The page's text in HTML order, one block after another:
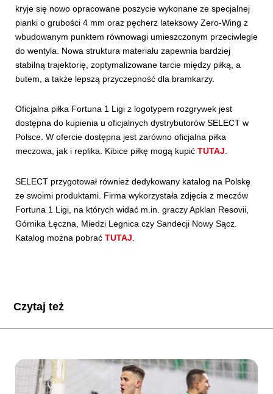
kryje się nowo opracowane poszycie wykonane ze specjalnej
pianki o grubości 4 mm oraz pęcherz lateksowy Zero-Wing z
wbudowanym punktem równowagi umieszczonym przeciwlegle
do wentyla. Nowa struktura materiału zapewnia bardziej
stabilną trajektorię, zoptymalizowane tarcie między piłką, a
butem, a także lepszą przyczepność dla bramkarzy.
Oficjalna piłka Fortuna 1 Ligi z logotypem rozgrywek jest
dostępna do kupienia u oficjalnych dystrybutorów SELECT w
Polsce. W ofercie dostępna jest zarówno oficjalna piłka
meczowa, jak i replika. Kibice piłkę mogą kupić TUTAJ.
SELECT przygotował również dedykowany katalog na Polskę
ze swoimi produktami. Firma wykorzystała zdjęcia z meczów
Fortuna 1 Ligi, na których widać m.in. graczy Apklan Resovii,
Górnika Łęczna, Miedzi Legnica czy Sandecji Nowy Sącz.
Katalog można pobrać TUTAJ
Czytaj też